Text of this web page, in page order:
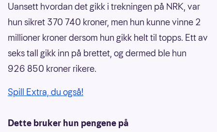
Uansett hvordan det gikk i trekningen på NRK, var
hun sikret 370 740 kroner, men hun kunne vinne 2
millioner kroner dersom hun gikk helt til topps. Ett av
seks tall gikk inn på brettet, og dermed ble hun
926 850 kroner rikere.
Spill Extra, du også!
Dette bruker hun pengene på